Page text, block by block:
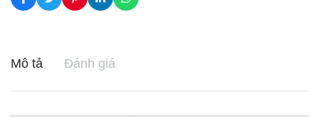
Mô tả Đánh giá